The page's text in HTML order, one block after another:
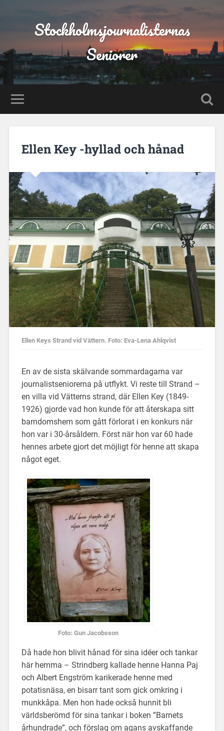
Stockholmsjournalisternas
Seniorer
Ellen Key -hyllad och hånad
Ellen Keys Strand vid Vättern. Foto: Eva-Lena Ahlqvist
En av de sista skälvande sommardagarna var
journalistseniorerna på utflykt. Vi reste till Strand –
en villa vid Vätterns strand, där Ellen Key (1849-
1926) gjorde vad hon kunde för att återskapa sitt
barndomshem som gått förlorat i en konkurs när
hon var i 30-årsåldern. Först när hon var 60 hade
hennes arbete gjort det möjligt för henne att skapa
något eget.
Foto: Gun Jacobsson
Då hade hon blivit hånad för sina idéer och tankar
här hemma – Strindberg kallade henne Hanna Paj
och Albert Engström karikerade henne med
potatisnäsa, en bisarr tant som gick omkring i
munkkåpa. Men hon hade också hunnit bli
världsberömd för sina tankar i boken ”Barnets
århundrade”, och förslag om agans avskaffande